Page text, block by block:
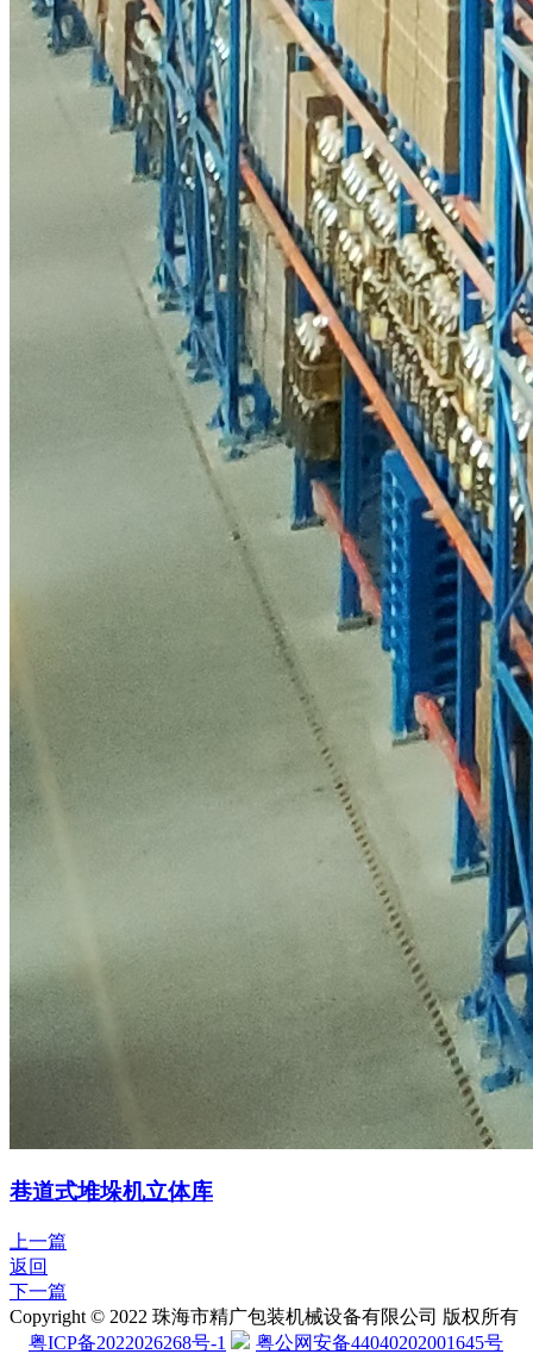
巷道式堆垛机立体库
上一篇
返回
下一篇
Copyright © 2022 珠海市精广包装机械设备有限公司 版权所有
粤ICP备2022026268号-1
粤公网安备44040202001645号